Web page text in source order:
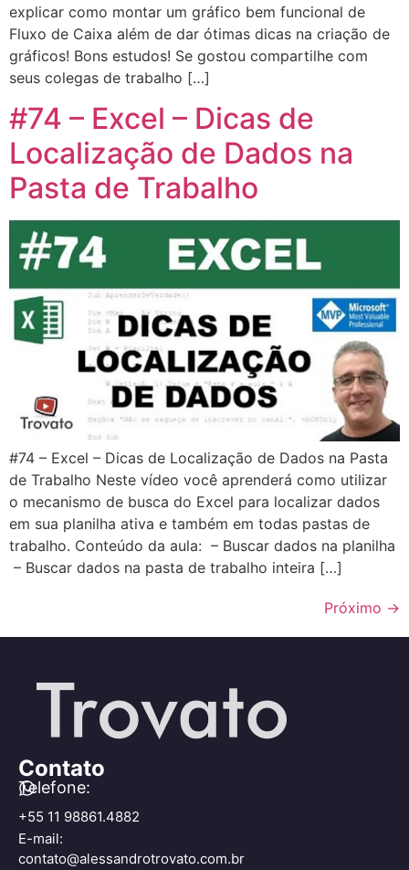
explicar como montar um gráfico bem funcional de
Fluxo de Caixa além de dar ótimas dicas na criação de
gráficos! Bons estudos! Se gostou compartilhe com
seus colegas de trabalho […]
#74 – Excel – Dicas de
Localização de Dados na
Pasta de Trabalho
#74 – Excel – Dicas de Localização de Dados na Pasta
de Trabalho Neste vídeo você aprenderá como utilizar
o mecanismo de busca do Excel para localizar dados
em sua planilha ativa e também em todas pastas de
trabalho. Conteúdo da aula: – Buscar dados na planilha
– Buscar dados na pasta de trabalho inteira […]
Próximo →
Contato
Telefone:
+55 11 98861.4882
E-mail:
contato@alessandrotrovato.com.br